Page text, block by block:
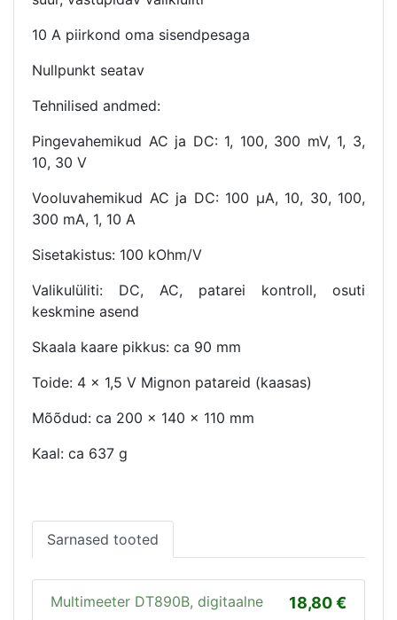
10 A piirkond oma sisendpesaga
Nullpunkt seatav
Tehnilised andmed:
Pingevahemikud AC ja DC: 1, 100, 300 mV, 1, 3,
10, 30 V
Vooluvahemikud AC ja DC: 100 µA, 10, 30, 100,
300 mA, 1, 10 A
Sisetakistus: 100 kOhm/V
Valikulüliti: DC, AC, patarei kontroll, osuti
keskmine asend
Skaala kaare pikkus: ca 90 mm
Toide: 4 x 1,5 V Mignon patareid (kaasas)
Mõõdud: ca 200 x 140 x 110 mm
Kaal: ca 637 g
Sarnased tooted
18,80
Multimeeter DT890B, digitaalne